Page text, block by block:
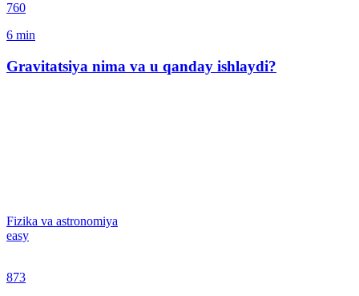
760
6 min
Gravitatsiya nima va u qanday ishlaydi?
Fizika va astronomiya
easy
873